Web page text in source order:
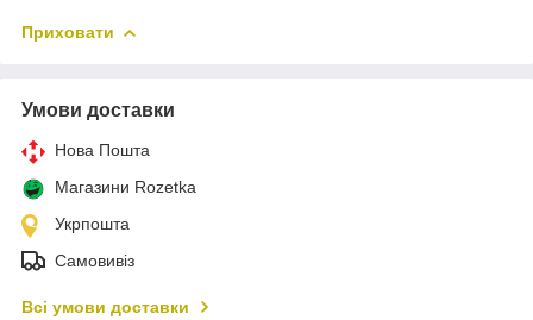
Приховати
Умови доставки
Нова Пошта
Магазини Rozetka
Укрпошта
Самовивіз
Всі умови доставки